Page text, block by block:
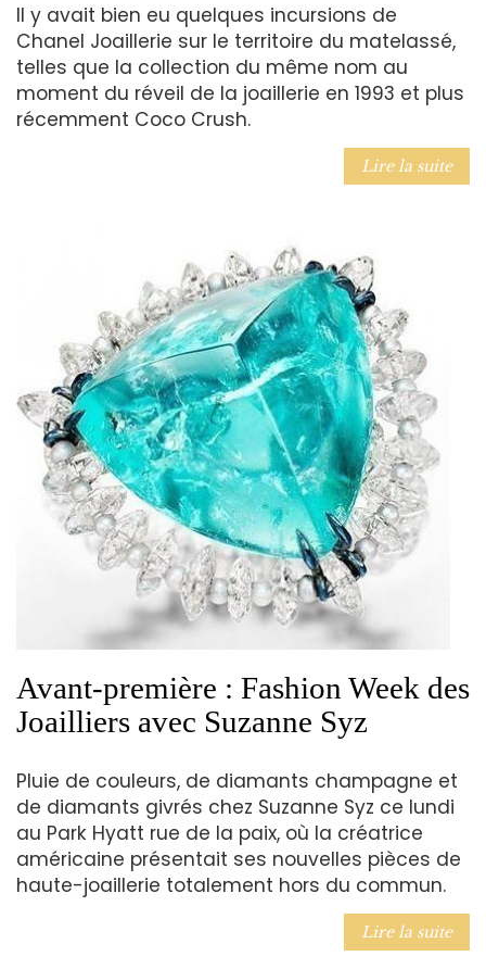
Il y avait bien eu quelques incursions de
Chanel Joaillerie sur le territoire du matelassé,
telles que la collection du même nom au
moment du réveil de la joaillerie en 1993 et plus
récemment Coco Crush.
Lire la suite
Avant-première : Fashion Week des
Joailliers avec Suzanne Syz
Pluie de couleurs, de diamants champagne et
de diamants givrés chez Suzanne Syz ce lundi
au Park Hyatt rue de la paix, où la créatrice
américaine présentait ses nouvelles pièces de
haute-joaillerie totalement hors du commun.
Lire la suite